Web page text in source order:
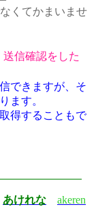
くてかまいませ
送信確認をした
できますが、そ
ます。
得することもで
あけれな akeren